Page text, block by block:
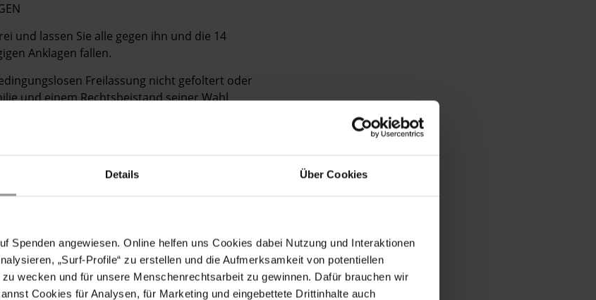
Details Über Cookies
Spenden angewiesen. Online helfen uns Cookies dabei Nutzung und Interaktionen
„Surf-Profile“ zu erstellen und die Aufmerksamkeit von potentiellen
wecken und für unsere Menschenrechtsarbeit zu gewinnen. Dafür brauchen wir
Cookies für Analysen, für Marketing und eingebettete Drittinhalte auch
und lassen Sie alle gegen ihn und die 14
Anklagen fallen.
Freilassung nicht gefoltert oder
und einem Rechtsbeistand seiner Wahl
Gefängnis verlegt wird und Zugang zu
Meinungsfreiheit und friedliche Versammlung
aufzuheben oder
and to drop the charges against him and